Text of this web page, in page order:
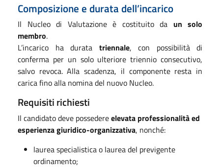
Composizione e durata dell’incarico
Il Nucleo di Valutazione è costituito da un solo
membro.
L’incarico ha durata triennale, con possibilità di
conferma per un solo ulteriore triennio consecutivo,
salvo revoca. Alla scadenza, il componente resta in
carica fino alla nomina del nuovo Nucleo.
Requisiti richiesti
Il candidato deve possedereelevata professionalità ed
esperienza giuridico-organizzativa, nonché:
laurea specialistica o laurea del previgente
ordinamento;